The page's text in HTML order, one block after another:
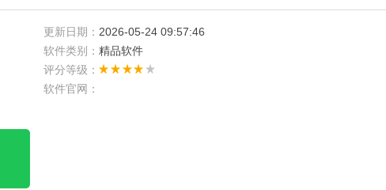
更新日期： 2026-05-24 09:57:46
软件类别： 精品软件
评分等级：
软件官网：